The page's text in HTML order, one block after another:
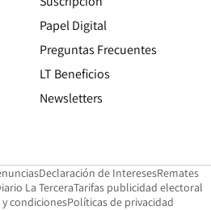
window
Papel Digital
Preguntas Frecuentes
LT Beneficios
Newsletters
Opens in new window
Declaración de InteresesOpens in
Remates
window
La TerceraOpens in new window
Tarifas publicidad electoral
window
condicionesPolíticas de privacidad